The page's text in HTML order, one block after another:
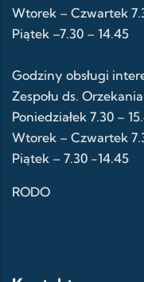
Wtorek – Czwartek
Piątek –7.30 – 14.45
Godziny obsługi
Zespołu ds.
Poniedziałek 7.30 –
Wtorek – Czwartek
Piątek – 7.30 -14.45
RODO